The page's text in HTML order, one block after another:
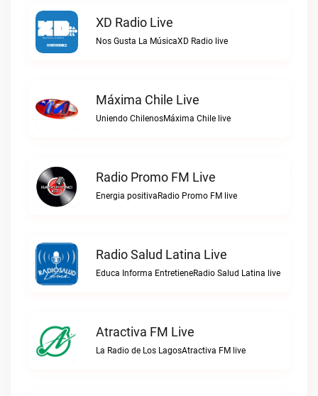
XD Radio Live
Nos Gusta La MúsicaXD Radio live
Máxima Chile Live
Uniendo ChilenosMáxima Chile live
Radio Promo FM Live
Energia positivaRadio Promo FM live
Radio Salud Latina Live
Educa Informa EntretieneRadio Salud Latina live
Atractiva FM Live
La Radio de Los LagosAtractiva FM live